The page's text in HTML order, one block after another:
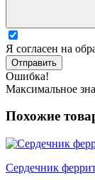
Я согласен на
Отправить
Ошибка!
Максимальное
Похожие
Сердечник